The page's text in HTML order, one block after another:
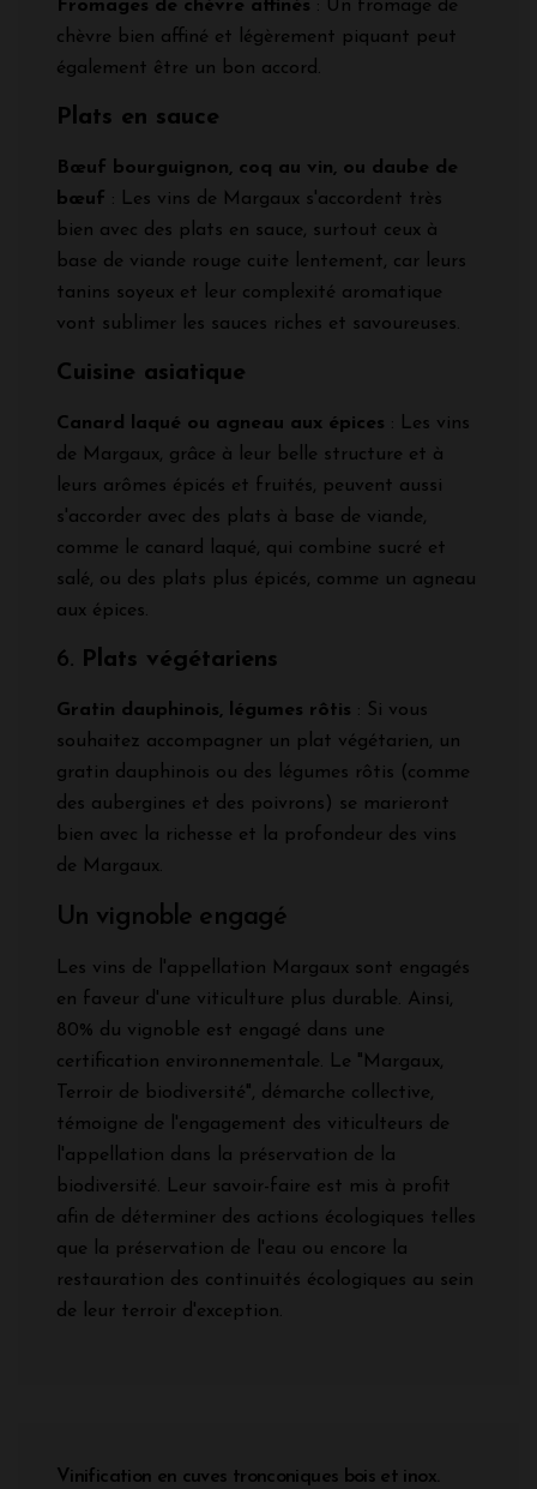
Fromages de chèvre affinés : Un fromage de
chèvre bien affiné et légèrement piquant peut
également être un bon accord.
Plats en sauce
Bœuf bourguignon, coq au vin, ou daube de
bœuf : Les vins de Margaux s'accordent très
bien avec des plats en sauce, surtout ceux à
base de viande rouge cuite lentement, car leurs
tanins soyeux et leur complexité aromatique
vont sublimer les sauces riches et savoureuses.
Cuisine asiatique
Canard laqué ou agneau aux épices : Les vins
de Margaux, grâce à leur belle structure et à
leurs arômes épicés et fruités, peuvent aussi
s'accorder avec des plats à base de viande,
comme le canard laqué, qui combine sucré et
salé, ou des plats plus épicés, comme un agneau
aux épices.
6. Plats végétariens
Gratin dauphinois, légumes rôtis : Si vous
souhaitez accompagner un plat végétarien, un
gratin dauphinois ou des légumes rôtis (comme
des aubergines et des poivrons) se marieront
bien avec la richesse et la profondeur des vins
de Margaux.
Un vignoble engagé
Les vins de l'appellation Margaux sont engagés
en faveur d'une viticulture plus durable. Ainsi,
80% du vignoble est engagé dans une
certification environnementale. Le "Margaux,
Terroir de biodiversité", démarche collective,
témoigne de l'engagement des viticulteurs de
l'appellation dans la préservation de la
biodiversité. Leur savoir-faire est mis à profit
afin de déterminer des actions écologiques telles
que la préservation de l'eau ou encore la
restauration des continuités écologiques au sein
de leur terroir d'exception.
Vinification en cuves tronconiques bois et inox.